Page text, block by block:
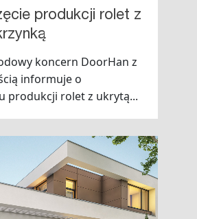
produkcji rolet z
koncern DoorHan z
informuje o
produkcji rolet z ukrytą...